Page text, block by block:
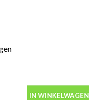
IN WINKELWAGEN